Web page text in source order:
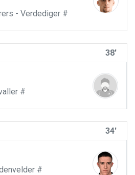
- Verdediger #
38'
#
34'
#